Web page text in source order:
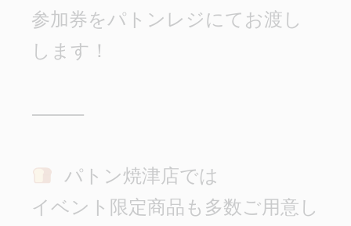
参加券をパトンレジにてお渡し
します！
⸻
パトン焼津店では
イベント限定商品も多数ご用意し